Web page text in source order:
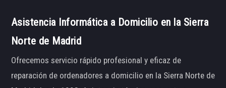
Asistencia Informática a Domicilio en la Sierra
Norte de Madrid
Ofrecemos servicio rápido profesional y eficaz de
reparación de ordenadores a domicilio en la Sierra Norte de